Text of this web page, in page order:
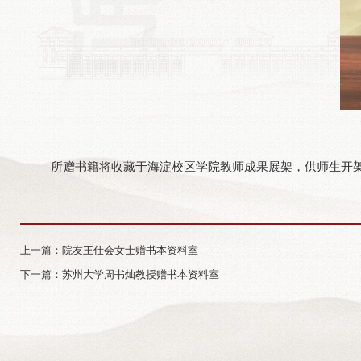
所赠书籍将收藏于海淀校区学院教师成果展架，供师生开
上一篇：院友王仕会女士赠书本资料室
下一篇：苏州大学周书灿教授赠书本资料室